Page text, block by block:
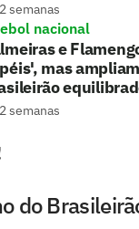
semanas
nacional
e
mas
semanas
do